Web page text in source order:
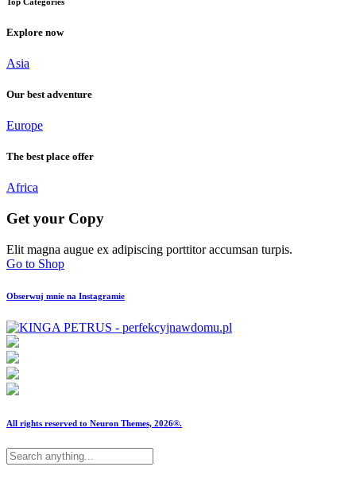
Explore now​
Asia
Our best adventure
Europe
The best place offer
Africa
Get your Copy
Elit magna augue ex adipiscing porttitor accumsan turpis.
Go to Shop
Obserwuj mnie na Instagramie
All rights reserved to Neuron Themes, 2026®.